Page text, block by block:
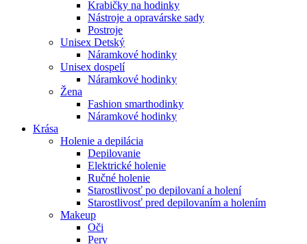
Krabičky na hodinky
Nástroje a opravárske sady
Postroje
Unisex Detský
Náramkové hodinky
Unisex dospelí
Náramkové hodinky
Žena
Fashion smarthodinky
Náramkové hodinky
Krása
Holenie a depilácia
Depilovanie
Elektrické holenie
Ručné holenie
Starostlivosť po depilovaní a holení
Starostlivosť pred depilovaním a holením
Makeup
Oči
Pery